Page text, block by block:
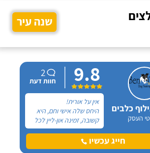
שנה עיר
כלבים
העסק
9.8
2
חוות דעת
אין על אורית!
היחס שלה אישי וחם, היא
קשובה, זמינה און-ליין לכל
שאלה ובאמת שמגיעות לה
רק מחמאות. אל אורית
פניתי בעקבות החלטה
חייג עכשיו